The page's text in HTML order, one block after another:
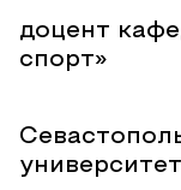
доцент
спорт»
университет